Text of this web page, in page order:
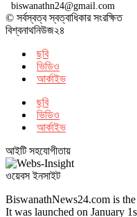
biswanathn24@gmail.com
© সর্বস্বত্ব স্বত্বাধিকার সংরক্ষিত
বিশ্বনাথনিউজ২৪
ছবি
ভিডিও
আর্কাইভ
ছবি
ভিডিও
আর্কাইভ
আইটি সহযোগীতায়
ওয়েবস ইনসাইট
BiswanathNews24.com is
It was launched on January